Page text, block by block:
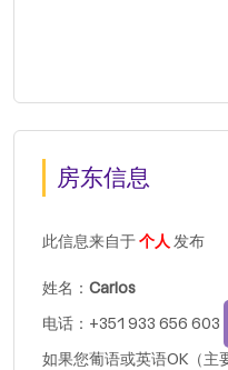
房东信息
此信息来自于个人 发布
姓名： Carlos
电话：+351 933 656 603
如果您葡语或英语OK（主